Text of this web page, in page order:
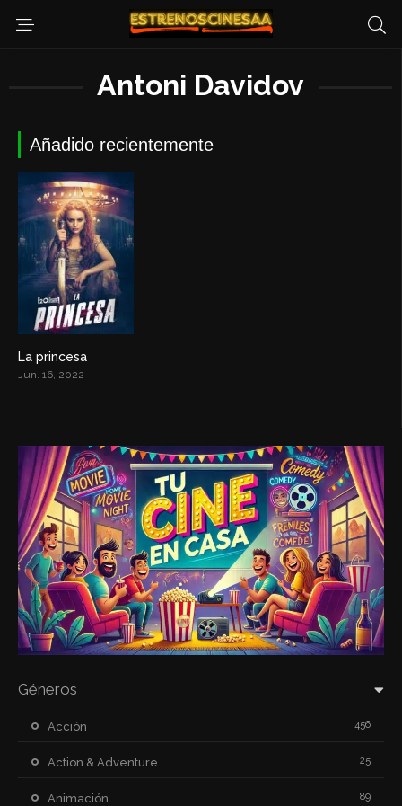
Antoni Davidov
Añadido recientemente
La princesa
Jun. 16, 2022
Géneros
Acción 456
Action & Adventure 25
Animación 89